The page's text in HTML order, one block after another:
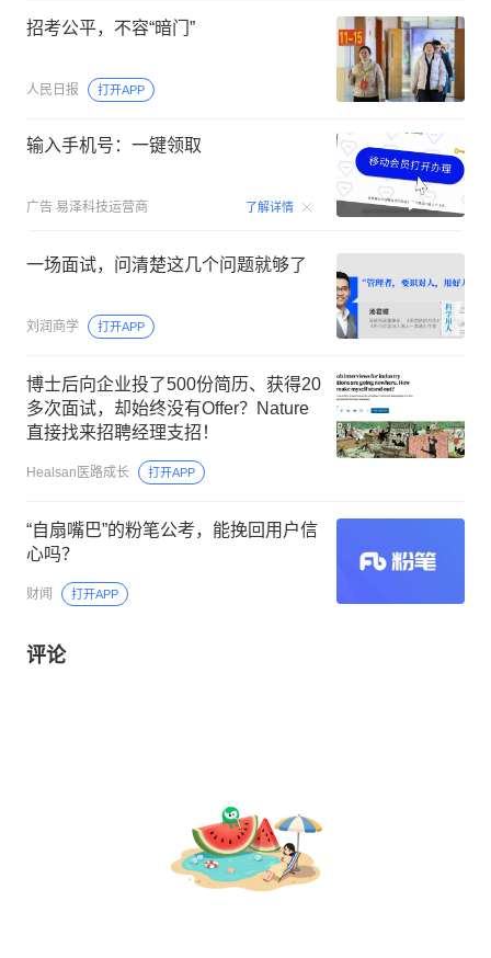
南方都市报 打开APP
2026河北省“三支一扶”计划笔试成绩公
廊坊本地宝 打开APP
招考公平，不容“暗门”
人民日报 打开APP
输入手机号：一键领取
广告易泽科技运营商 了解详情
一场面试，问清楚这几个问题就够了
博士后向企业投了500份简历、获得20
多次面试，却始终没有Offer？Nature
直接找来招聘经理支招！
Healsan医路成长